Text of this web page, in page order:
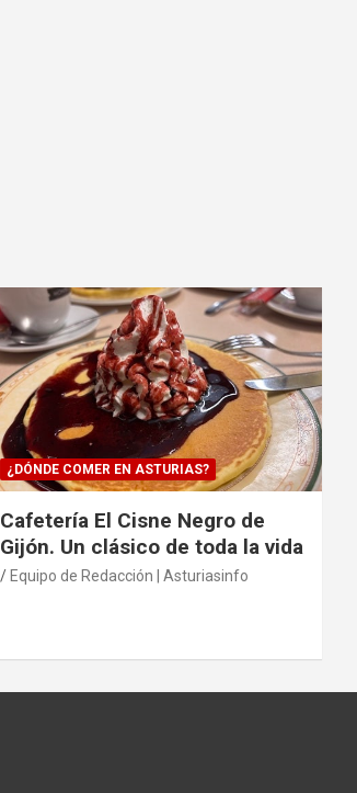
¿DÓNDE COMER EN ASTURIAS?
Cafetería El Cisne Negro de
Gijón. Un clásico de toda la vida
Equipo de Redacción | Asturiasinfo